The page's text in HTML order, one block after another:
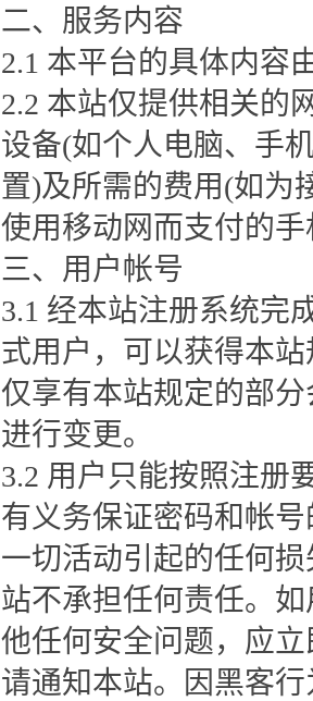
二、服务内容
2.1 本平台的具体内容
2.2 本站仅提供相关的
设备(如个人电脑、手
置)及所需的费用(如为
使用移动网而支付的
三、用户帐号
3.1 经本站注册系统完
式用户，可以获得本
仅享有本站规定的部
进行变更。
3.2 用户只能按照注册
有义务保证密码和帐
一切活动引起的任何
站不承担任何责任。
他任何安全问题，应
请通知本站。因黑客